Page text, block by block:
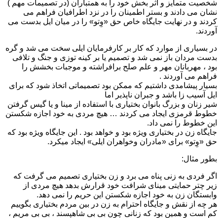
شخصیت متمایز و اثر بخش خود را به همتباران (در تصمیمات مهم )
نشان می دادند و بستر اطمینان را در نزد اطرافیان فراهم می
کردند و در نهایت جایگاه خاص حق «وِتو» را در میان ایل بدست می
آوردند.
در بسیاری از موارد که کار بر کارفرمایان ایلی سخت می شد و گره
بدست مردان باز نمی شد و تصمیم یا بر کینه توزی و جنگ و تلافی
بود ، مهربانان مهر و علم صلح برافراشته و موجبات بخشش را
فراهم می آوردند .
بسیار پیشامدی داشتیم که ممکن بود تصمیماتی اتخاذ شود که برای
ایل آسیب زا باشد و جبران ناپذیر اما
شیر زنان و بزرگ بانوان بختیاری با استفاده از مینا و یا گیس گرفتن
خطوط قرمزی ایجاد می کردند … هیچ‌ مردی به خود اجازه شکستن
این خطوط را نمی داد.
جایگاه زن در بختیاری ویژه بود و خواهد بود . این جایگاه ویژه بود که
حق «وِتو» برای «مادران وخواهران ایلی» ایجاد میکرد.
بطور مثال:
اگر فردی به زنی پناه می برد و زن بختیاری تصمیم می گرفت که
زیر چتر حمایتی مینای شرافت خود قرارش بدهد هیچ ‌مردی از
وابستگان زن به خود اجازه شکستن این حریم را نمی دهد.
هر چه از نقش و جایگاه احترام به زن در بین مردم بختیاری بگوییم
کم است و همین بود که زنانی چون بی بی شاهپسند ، بی بی مریم ،